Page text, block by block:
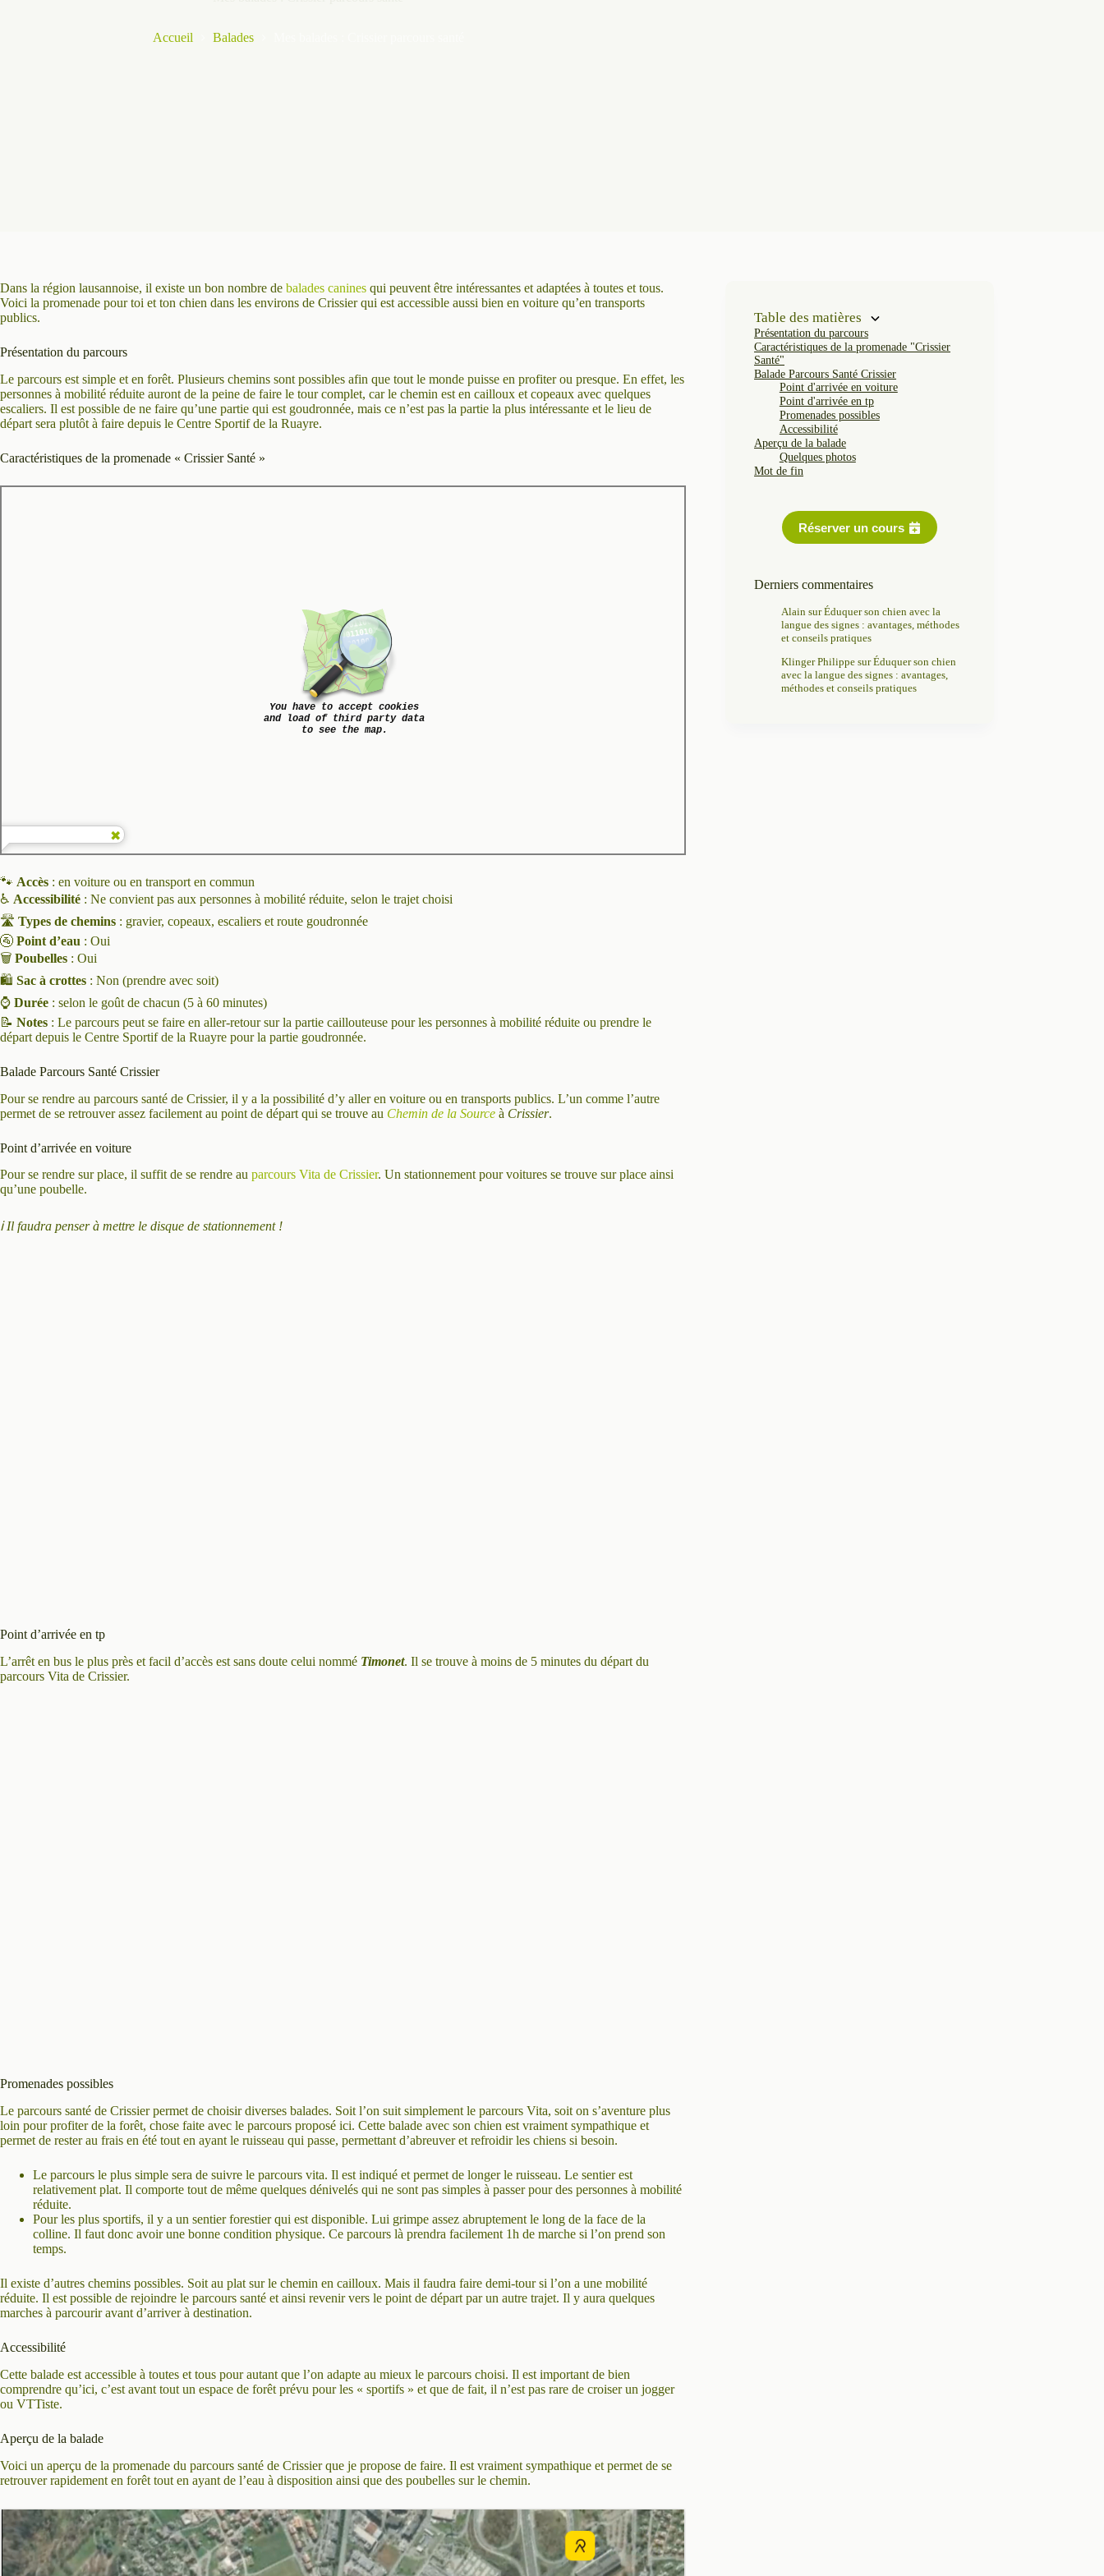
Accueil Balades
Dans la région lausannoise, il existe un bon nombre de balades canines qui peuvent être intéressantes et adaptées à toutes et tous.
Voici la promenade pour toi et ton chien dans les environs de Crissier qui est accessible aussi bien en voiture qu’en transports
publics.
Présentation du parcours
Le parcours est simple et en forêt. Plusieurs chemins sont possibles afin que tout le monde puisse en profiter ou presque. En effet, les
personnes à mobilité réduite auront de la peine de faire le tour complet, car le chemin est en cailloux et copeaux avec quelques
escaliers. Il est possible de ne faire qu’une partie qui est goudronnée, mais ce n’est pas la partie la plus intéressante et le lieu de
départ sera plutôt à faire depuis le Centre Sportif de la Ruayre.
Caractéristiques de la promenade « Crissier Santé »
🐾 Accès : en voiture ou en transport en commun
♿️ Accessibilité : Ne convient pas aux personnes à mobilité réduite, selon le trajet choisi
🛣️ Types de chemins : gravier, copeaux, escaliers et route goudronnée
🚰 Point d’eau : Oui
🗑️ Poubelles : Oui
🛍️ Sac à crottes : Non (prendre avec soit)
⌚️ Durée : selon le goût de chacun (5 à 60 minutes)
📝 Notes : Le parcours peut se faire en aller-retour sur la partie caillouteuse pour les personnes à mobilité réduite ou prendre le
départ depuis le Centre Sportif de la Ruayre pour la partie goudronnée.
Balade Parcours Santé Crissier
Pour se rendre au parcours santé de Crissier, il y a la possibilité d’y aller en voiture ou en transports publics. L’un comme l’autre
permet de se retrouver assez facilement au point de départ qui se trouve au Chemin de la Source à Crissier.
Point d’arrivée en voiture
Pour se rendre sur place, il suffit de se rendre au parcours Vita de Crissier. Un stationnement pour voitures se trouve sur place ainsi
qu’une poubelle.
ℹ️ Il faudra penser à mettre le disque de stationnement !
Point d’arrivée en tp
L’arrêt en bus le plus près et facil d’accès est sans doute celui nommé Timonet. Il se trouve à moins de 5 minutes du départ du
parcours Vita de Crissier.
Promenades possibles
Le parcours santé de Crissier permet de choisir diverses balades. Soit l’on suit simplement le parcours Vita, soit on s’aventure plus
loin pour profiter de la forêt, chose faite avec le parcours proposé ici. Cette balade avec son chien est vraiment sympathique et
permet de rester au frais en été tout en ayant le ruisseau qui passe, permettant d’abreuver et refroidir les chiens si besoin.
Le parcours le plus simple sera de suivre le parcours vita. Il est indiqué et permet de longer le ruisseau. Le sentier est
relativement plat. Il comporte tout de même quelques dénivelés qui ne sont pas simples à passer pour des personnes à mobilité
réduite.
Pour les plus sportifs, il y a un sentier forestier qui est disponible. Lui grimpe assez abruptement le long de la face de la
colline. Il faut donc avoir une bonne condition physique. Ce parcours là prendra facilement 1h de marche si l’on prend son
temps.
Il existe d’autres chemins possibles. Soit au plat sur le chemin en cailloux. Mais il faudra faire demi-tour si l’on a une mobilité
réduite. Il est possible de rejoindre le parcours santé et ainsi revenir vers le point de départ par un autre trajet. Il y aura quelques
marches à parcourir avant d’arriver à destination.
Accessibilité
Cette balade est accessible à toutes et tous pour autant que l’on adapte au mieux le parcours choisi. Il est important de bien
comprendre qu’ici, c’est avant tout un espace de forêt prévu pour les « sportifs » et que de fait, il n’est pas rare de croiser un jogger
ou VTTiste.
Aperçu de la balade
Voici un aperçu de la promenade du parcours santé de Crissier que je propose de faire. Il est vraiment sympathique et permet de se
retrouver rapidement en forêt tout en ayant de l’eau à disposition ainsi que des poubelles sur le chemin.
Table des matières
Présentation du parcours
Caractéristiques de la promenade "Crissier
Santé"
Balade Parcours Santé Crissier
Point d'arrivée en voiture
Point d'arrivée en tp
Promenades possibles
Accessibilité
Aperçu de la balade
Quelques photos
Mot de fin
Réserver un cours
Derniers commentaires
Alain surÉduquer son chien avec la
langue des signes : avantages, méthodes
et conseils pratiques
Klinger PhilippesurÉduquer son chien
avec la langue des signes : avantages,
méthodes et conseils pratiques